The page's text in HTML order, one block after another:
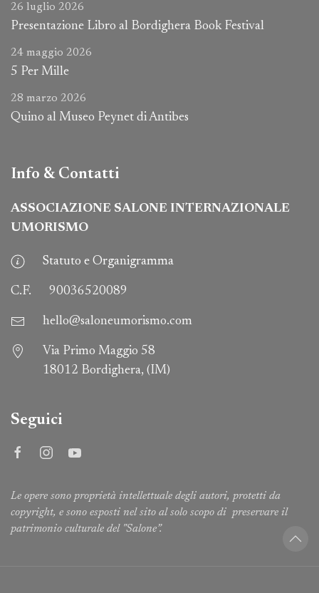
26 luglio 2026
Presentazione Libro al Bordighera Book Festival
24 maggio 2026
5 Per Mille
28 marzo 2026
Quino al Museo Peynet di Antibes
Info & Contatti
ASSOCIAZIONE SALONE INTERNAZIONALE
UMORISMO
Statuto e Organigramma
C.F. 90036520089
hello@saloneumorismo.com
Via Primo Maggio 58
18012 Bordighera, (IM)
Seguici
Le opere sono proprietà intellettuale degli autori, protetti da
copyright, e sono esposti nel sito al solo scopo di preservare il
patrimonio culturale del "Salone”.